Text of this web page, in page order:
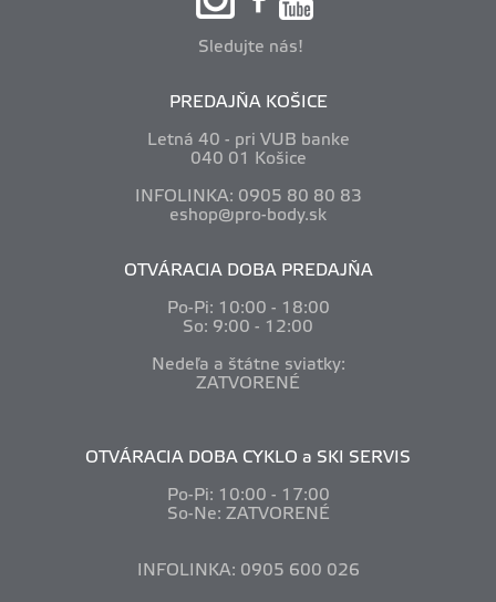
Sledujte nás!
PREDAJŇA KOŠICE
Letná 40 - pri VUB banke
040 01 Košice
INFOLINKA: 0905 80 80 83
eshop@pro-body.sk
OTVÁRACIA DOBA PREDAJŇA
Po-Pi: 10:00 - 18:00
So: 9:00 - 12:00
Nedeľa a štátne sviatky:
ZATVORENÉ
OTVÁRACIA DOBA CYKLO a SKI SERVIS
Po-Pi: 10:00 - 17:00
So-Ne: ZATVORENÉ
INFOLINKA: 0905 600 026